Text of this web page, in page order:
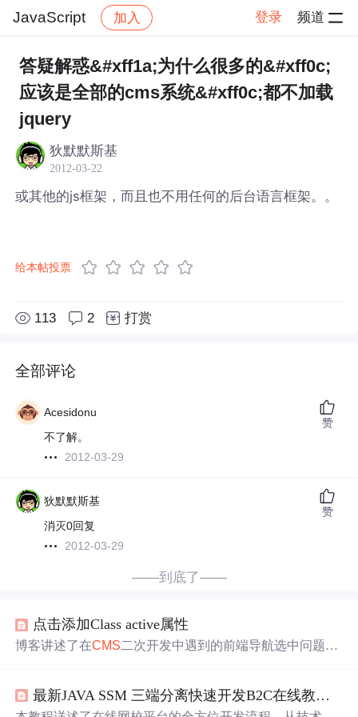
JavaScript 加入 登录 频道
社区 JavaScript 帖子详情
答疑解惑&#xff1a;为什么很多的&#xff0c;
应该是全部的cms系统&#xff0c;都不加载
jquery
狄默默斯基
2012-03-22
或其他的js框架，而且也不用任何的后台语言框架。。
给本帖投票
113 2 打赏
全部评论
Acesidonu
不了解。
2012-03-29
赞
狄默默斯基
消灭0回复
2012-03-29
赞
——到底了——
点击添加Class active属性
博客讲述了在CMS二次开发中遇到的前端导航选中问题的
链接的情况，通过JavaScript判断并跳转至相应页面。记录
了日常开发中的小技巧，旨在每日提升技能。
最新JAVA SSM 三端分离快速开发B2C在线教育平台